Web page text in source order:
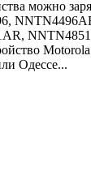
можно
Одессе...